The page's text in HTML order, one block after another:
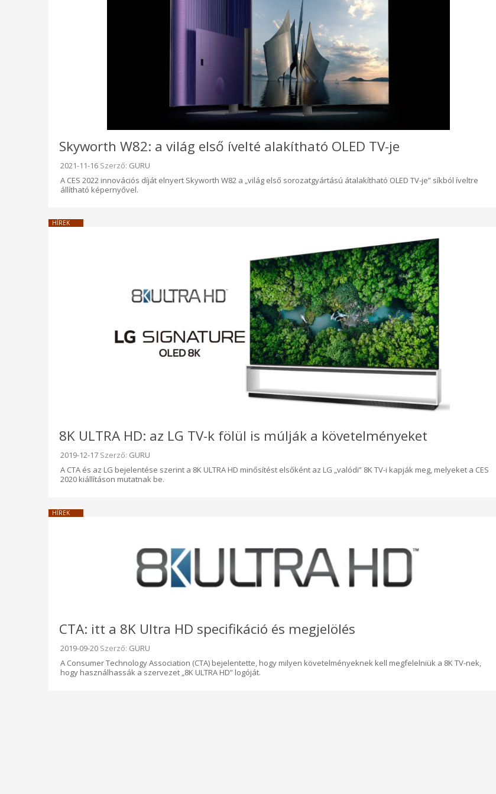
Skyworth W82: a világ első ívelté alakítható OLED TV-je
Beküldve:
2021-11-16 Szerző: GURU
A CES 2022 innovációs díját elnyert Skyworth W82 a „világ első sorozatgyártású átalakítható OLED TV-je” síkból íveltre
állítható képernyővel.
HÍREK
8K ULTRA HD: az LG TV-k fölül is múlják a követelményeket
Beküldve:
2019-12-17 Szerző: GURU
A CTA és az LG bejelentése szerint a 8K ULTRA HD minősítést elsőként az LG „valódi” 8K TV-i kapják meg, melyeket a CES
2020 kiállításon mutatnak be.
HÍREK
CTA: itt a 8K Ultra HD specifikáció és megjelölés
Beküldve:
2019-09-20 Szerző: GURU
A Consumer Technology Association (CTA) bejelentette, hogy milyen követelményeknek kell megfelelniük a 8K TV-nek,
hogy használhassák a szervezet „8K ULTRA HD” logóját.